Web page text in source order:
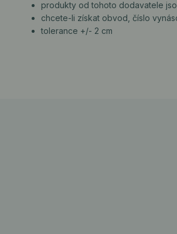
produkty od tohoto dodavatele
chcete-li získat obvod, číslo
tolerance +/- 2 cm